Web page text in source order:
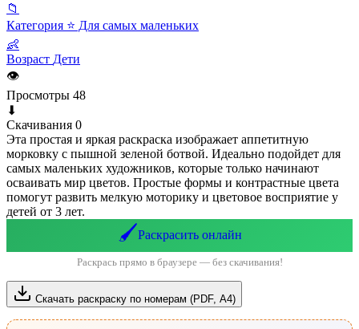
📁
Категория ⭐ Для самых маленьких
👶
Возраст Дети
👁
Просмотры 48
⬇
Скачивания 0
Эта простая и яркая раскраска изображает аппетитную
морковку с пышной зеленой ботвой. Идеально подойдет для
самых маленьких художников, которые только начинают
осваивать мир цветов. Простые формы и контрастные цвета
помогут развить мелкую моторику и цветовое восприятие у
детей от 3 лет.
🖌️Раскрасить онлайн
Раскрась прямо в браузере — без скачивания!
Скачать раскраску по номерам (PDF, А4)